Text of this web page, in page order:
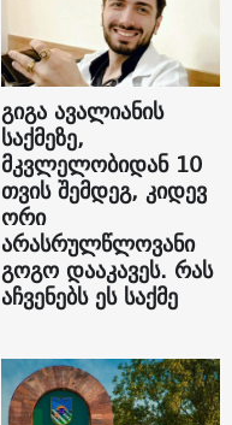
გიგა ავალიანის
საქმეზე,
მკვლელობიდან 10
თვის შემდეგ, კიდევ
ორი
არასრულწლოვანი
გოგო დააკავეს. რას
აჩვენებს ეს საქმე